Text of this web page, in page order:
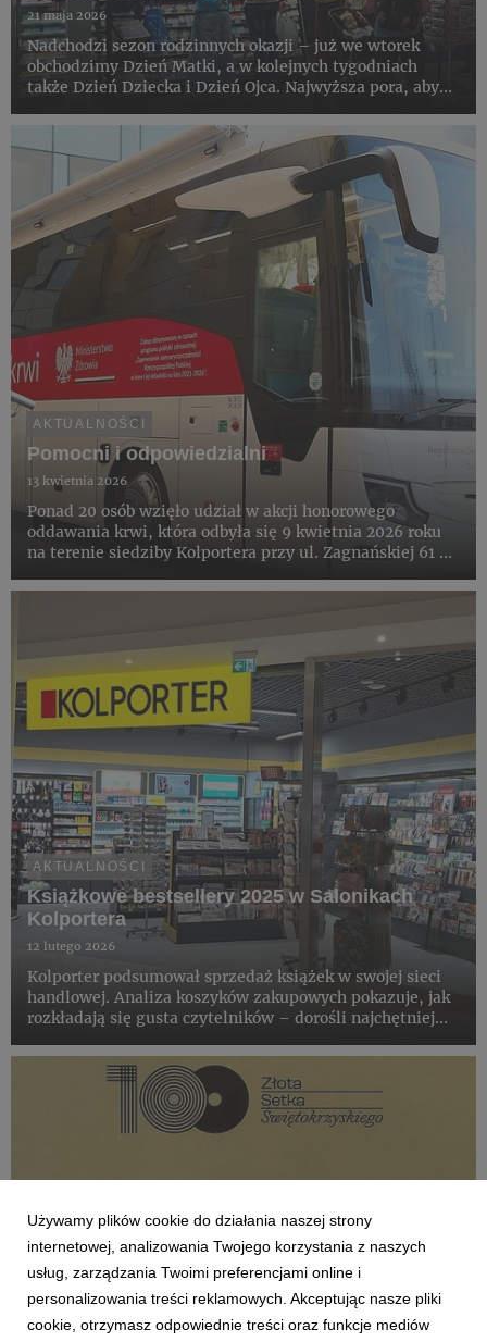
21 maja 2026
Nadchodzi sezon rodzinnych okazji – już we wtorek
obchodzimy Dzień Matki, a w kolejnych tygodniach
także Dzień Dziecka i Dzień Ojca. Najwyższa pora, aby
zachęcają klientów poszukujących inspiracji do
zapoznania się z szero...
AKTUALNOŚCI
Pomocni i odpowiedzialni
13 kwietnia 2026
Ponad 20 osób wzięło udział w akcji honorowego
oddawania krwi, która odbyła się 9 kwietnia 2026 roku
na terenie siedziby Kolportera przy ul. Zagnańskiej 61 w
Regionalnym Centrum Krwiodawstwa i Krwiolecznictwa
AKTUALNOŚCI
Książkowe bestsellery 2025 w Salonikach
Kolportera
12 lutego 2026
Kolporter podsumował sprzedaż książek w swojej sieci
handlowej. Analiza koszyków zakupowych pokazuje, jak
rozkładają się gusta czytelników – dorośli najchętniej
książki obyczajowe, natomiast wśród dzieci królują
Używamy plików cookie do działania naszej strony
internetowej, analizowania Twojego korzystania z naszych
usług, zarządzania Twoimi preferencjami online i
personalizowania treści reklamowych. Akceptując nasze pliki
cookie, otrzymasz odpowiednie treści oraz funkcje mediów